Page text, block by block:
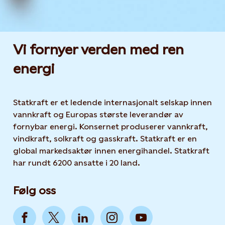
Vi fornyer verden med ren
energi
Statkraft er et ledende internasjonalt selskap innen
vannkraft og Europas største leverandør av
fornybar energi. Konsernet produserer vannkraft,
vindkraft, solkraft og gasskraft. Statkraft er en
global markedsaktør innen energihandel. Statkraft
har rundt 6200 ansatte i 20 land.
Følg oss